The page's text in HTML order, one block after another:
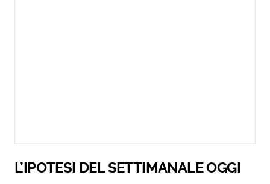
L’IPOTESI DEL SETTIMANALE OGGI